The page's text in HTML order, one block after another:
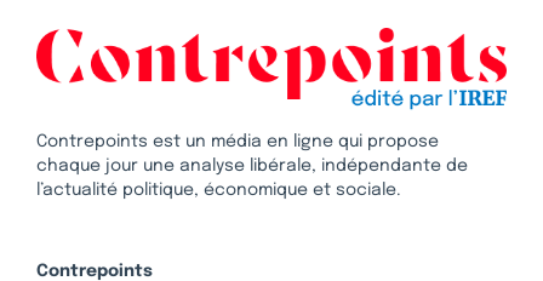
Contrepoints est un média en ligne qui propose
chaque jour une analyse libérale, indépendante de
l’actualité politique, économique et sociale.
Contrepoints